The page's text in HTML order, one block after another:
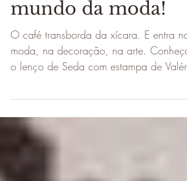
Encantado veste o
mundo da moda!
O café transborda da xícara. E entra na
o lenço de Seda com estampa de